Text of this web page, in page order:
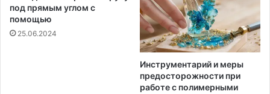
под прямым углом с
помощью
25.06.2024
Инструментарий и меры
предосторожности при
работе с полимерными